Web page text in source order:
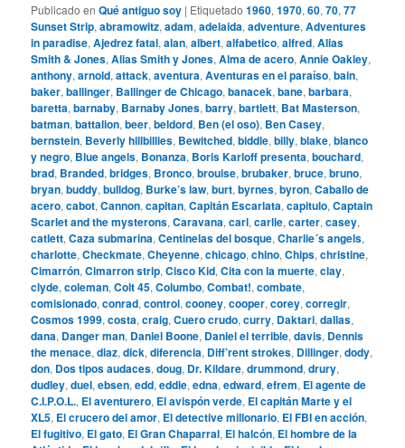
Publicado en Qué antiguo soy | Etiquetado 1960,1970,60,70,77
Sunset Strip,abramowitz,adam,adelaida,adventure,Adventures
in paradise,Ajedrez fatal,alan,albert,alfabetico,alfred,Alias
Smith & Jones,Alias Smith y Jones,Alma de acero,Annie Oakley,
anthony,arnold,attack,aventura,Aventuras en el paraíso,bain,
baker,ballinger, Ballinger de Chicago,banacek,bane,barbara,
baretta,barnaby, Barnaby Jones,barry,bartlett, Bat Masterson,
batman,battalion,beer,beldord, Ben (el oso), Ben Casey,
bernstein, Beverly hillbillies, Bewitched,biddle,billy,blake,blanco
y negro, Blue angels, Bonanza, Boris Karloff presenta,bouchard,
brad, Branded,bridges, Bronco,brouise,brubaker,bruce,bruno,
bryan,buddy,bulldog, Burke’s law,burt,byrnes,byron,Caballo de
acero,cabot,Cannon,capitan,Capitán Escarlata,capitulo,Captain
Scarlet and the mysterons,Caravana,carl,carlie,carter,casey,
catlett,Caza submarina,Centinelas del bosque,Charlie´s angels,
charlotte,Checkmate,Cheyenne,chicago,chino,Chips,christine,
Cimarrón,Cimarron strip,Cisco Kid,Cita con la muerte,clay,
clyde,coleman,Colt 45,Columbo,Combat!,combate,
comisionado,conrad,control,cooney,cooper,corey,corregir,
Cosmos 1999,costa,craig,Cuero crudo,curry, Daktari,dallas,
dana, Danger man, Daniel Boone, Daniel el terrible,davis, Dennis
the menace,diaz,dick,diferencia, Diff’rent strokes, Dillinger,dody,
don, Dos tipos audaces,doug, Dr. Kildare,drummond,drury,
dudley,duel,ebsen,edd,eddie,edna,edward,efrem, El agente de
C.I.P.O.L., El aventurero, El avispón verde, El capitán Marte y el
XL5, El crucero del amor, El detective millonario, El FBI en acción,
El fugitivo, El gato, El Gran Chaparral, El halcón, El hombre de la